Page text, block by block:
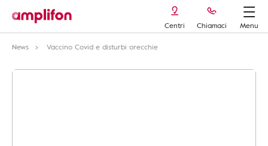
Centri Chiamaci
Menu
News
Vaccino Covid e disturbi orecchie